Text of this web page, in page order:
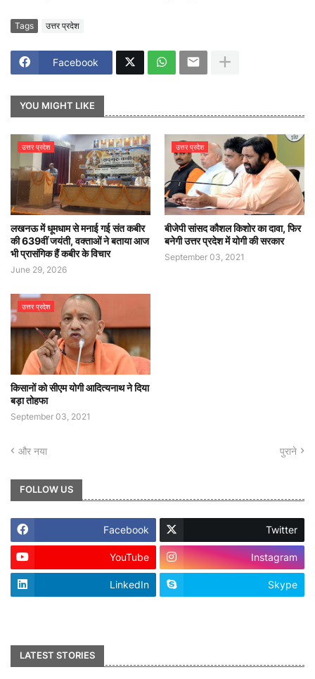
Tags उत्तर प्रदेश
Facebook
YOU MIGHT LIKE
उत्तर प्रदेश
लखनऊ में धूमधाम से मनाई गई संत कबीर
की 639वीं जयंती, वक्ताओं ने बताया आज
भी प्रासंगिक हैं कबीर के विचार
June 29, 2026
उत्तर प्रदेश
बीजेपी सांसद कौशल किशोर का दावा, फिर
बनेगी उत्तर प्रदेश में योगी की सरकार
September 03, 2021
उत्तर प्रदेश
किसानों को सीएम योगी आदित्यनाथ ने दिया
बड़ा तोहफा
September 03, 2021
और नया पुराने
FOLLOW US
Facebook Twitter
YouTube Instagram
LinkedIn Skype
LATEST STORIES